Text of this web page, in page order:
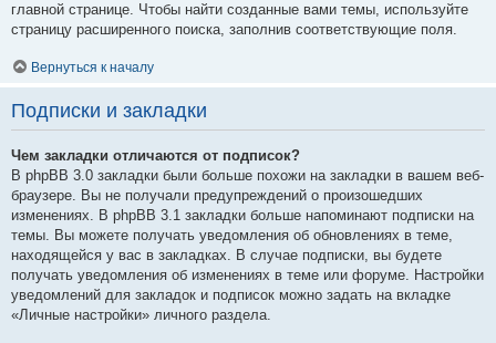
главной странице. Чтобы найти созданные вами темы, используйте
страницу расширенного поиска, заполнив соответствующие поля.
Вернуться к началу
Подписки и закладки
Чем закладки отличаются от подписок?
В phpBB 3.0 закладки были больше похожи на закладки в вашем веб-
браузере. Вы не получали предупреждений о произошедших
изменениях. В phpBB 3.1 закладки больше напоминают подписки на
темы. Вы можете получать уведомления об обновлениях в теме,
находящейся у вас в закладках. В случае подписки, вы будете
получать уведомления об изменениях в теме или форуме. Настройки
уведомлений для закладок и подписок можно задать на вкладке
«Личные настройки» личного раздела.